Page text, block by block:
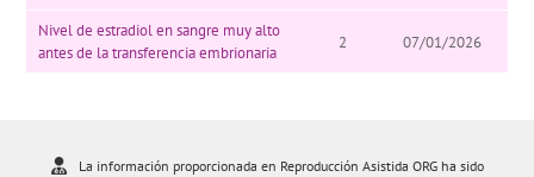
Nivel de estradiol en sangre muy alto
antes de la transferencia embrionaria
2 07/01/2026
La información proporcionada en Reproducción Asistida ORG ha sido